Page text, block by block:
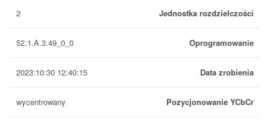
Jednostka rozdzielczości
2
Oprogramowanie
52.1.A.3.49_0_0
Data zrobienia
2023:10:30 12:40:15
Pozycjonowanie YCbCr
wycentrowany